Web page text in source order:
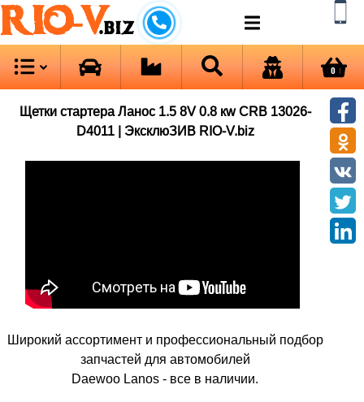
RIO-V.biz
0
Щетки стартера Ланос 1.5 8V 0.8 кw CRB 13026-
D4011 | ЭксклюЗИВ RIO-V.biz
Широкий ассортимент и профессиональный подбор
запчастей для автомобилей
Daewoo Lanos - все в наличии.